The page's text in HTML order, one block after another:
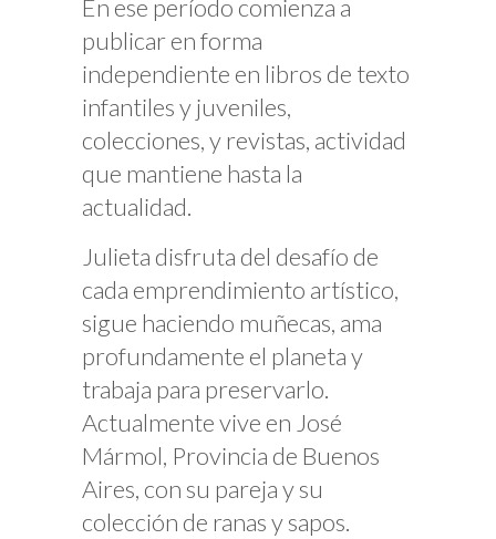
En ese período comienza a
publicar en forma
independiente en libros de texto
infantiles y juveniles,
colecciones, y revistas, actividad
que mantiene hasta la
actualidad.
Julieta disfruta del desafío de
cada emprendimiento artístico,
sigue haciendo muñecas, ama
profundamente el planeta y
trabaja para preservarlo.
Actualmente vive en José
Mármol, Provincia de Buenos
Aires, con su pareja y su
colección de ranas y sapos.